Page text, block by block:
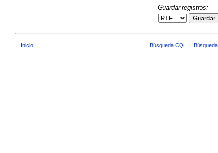
Guardar registros:
Guardar
Inicio Búsqueda CQL